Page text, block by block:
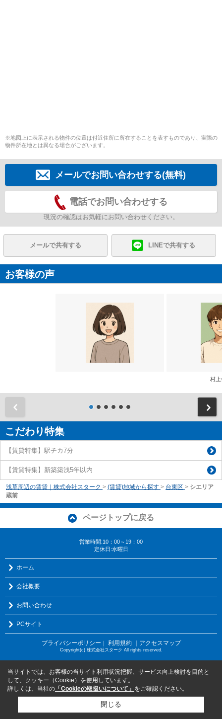
※地図上に表示される物件の位置は付近住所に所在することを表すものであり、実際の
物件所在地とは異なる場合がございます。
メールでお問い合わせする(無料)
電話でお問い合わせする
現況の確認はお気軽にお問い合わせください。
メールで共有する LINEで共有する
お客様の声
村上
こだわり特集
【賃貸特集】駅チカ7分
【賃貸特集】新築築浅5年以内
浅草周辺の賃貸｜株式会社スターク > (賃貸)地域から探す > 台東区 > シエリア
蔵前
ページトップに戻る
営業時間:10：00～19：00
定休日:水曜日
ホーム
会社概要
お問い合わせ
PCサイト
プライバシーポリシー 利用規約 ｜アクセスマップ
Copyright(c) 株式会社スターク All rights reserved.
当サイトでは、お客様の当サイト利用状況把握、サービス向上検討を目的と
して、クッキー（Cookie）を使用しています。
詳しくは、当社の 「Cookieの取扱いについて」 をご確認ください。
閉じる